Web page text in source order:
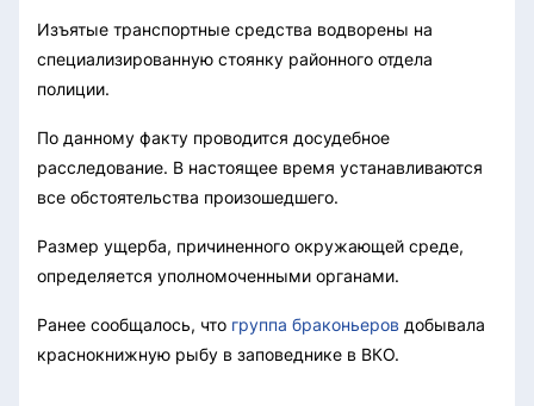
Изъятые транспортные средства водворены на
специализированную стоянку районного отдела
полиции.
По данному факту проводится досудебное
расследование. В настоящее время устанавливаются
все обстоятельства произошедшего.
Размер ущерба, причиненного окружающей среде,
определяется уполномоченными органами.
Ранее сообщалось, что группа браконьеров добывала
краснокнижную рыбу в заповеднике в ВКО.